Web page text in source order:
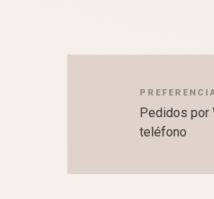
Pedidos por
teléfono